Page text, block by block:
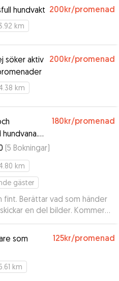
hundvakt 200kr/promenad
km
söker aktiv 200kr/promenad
km
och har
180kr/promenad
(5 Bokningar)
km
gäster
fint. Berättar vad som händer
en del bilder. Kommer
”
som
125kr/promenad
km